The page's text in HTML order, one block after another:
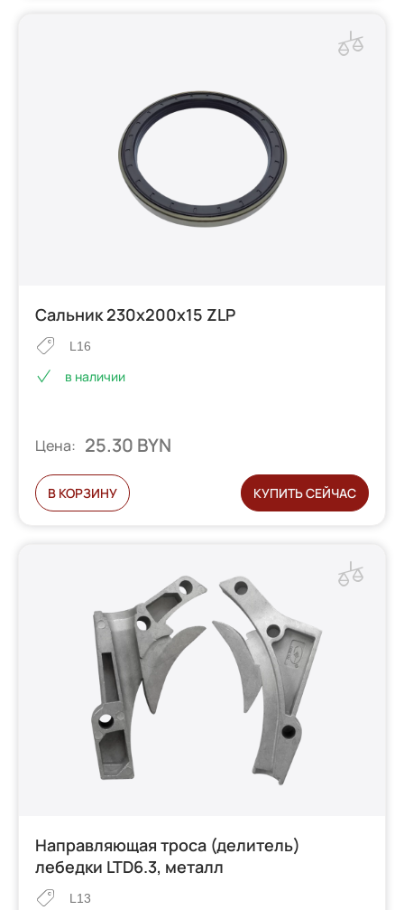
Сальник 230х200х15 ZLP
L16
в наличии
Цена: 25.30 BYN
В КОРЗИНУ КУПИТЬ СЕЙЧАС
Направляющая троса (делитель)
лебедки LTD6.3, металл
L13